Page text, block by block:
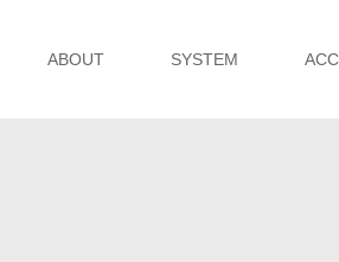
ABOUT SYSTEM